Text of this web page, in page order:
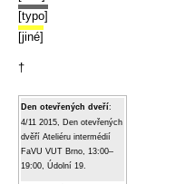
[typo]
[jiné]
†
Den otevřených dveří:
4/11 2015, Den otevřených
dvěří Ateliéru intermédií
FaVU VUT Brno, 13:00–
19:00, Údolní 19.